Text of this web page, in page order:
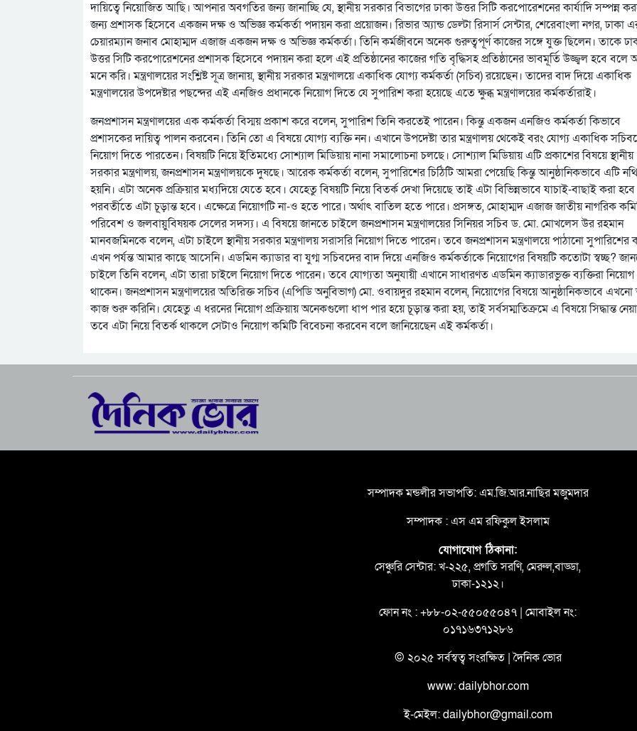
দায়িত্বে নিয়োজিত আছি। আপনার অবগতির জন্য জানাচ্ছি যে, স্থানীয় সরকার বিভাগের ঢাকা উত্তর সিটি করপোরেশনের কার্যাদি সম্পন্ন
জন্য প্রশাসক হিসেবে একজন দক্ষ ও অভিজ্ঞ কর্মকর্তা পদায়ন করা প্রয়োজন। রিভার অ্যান্ড ডেল্টা রিসার্স সেন্টার, শেরেবাংলা নগর, ঢাকা
চেয়ারম্যান জনাব মোহাম্মদ এজাজ একজন দক্ষ ও অভিজ্ঞ কর্মকর্তা। তিনি কর্মজীবনে অনেক গুরুত্বপূর্ণ কাজের সঙ্গে যুক্ত ছিলেন। তাকে
উত্তর সিটি করপোরেশনের প্রশাসক হিসেবে পদায়ন করা হলে এই প্রতিষ্ঠানের কাজের গতি বৃদ্ধিসহ প্রতিষ্ঠানের ভাবমূর্তি উজ্জ্বল হবে বলে
মনে করি। মন্ত্রণালয়ের সংশ্লিষ্ট সূত্র জানায়, স্থানীয় সরকার মন্ত্রণালয়ে একাধিক যোগ্য কর্মকর্তা (সচিব) রয়েছেন। তাদের বাদ দিয়ে একাধিক
মন্ত্রণালয়ের উপদেষ্টার পছন্দের এই এনজিও প্রধানকে নিয়োগ দিতে যে সুপারিশ করা হয়েছে এতে ক্ষুব্ধ মন্ত্রণালয়ের কর্মকর্তারাই।
জনপ্রশাসন মন্ত্রণালয়ের এক কর্মকর্তা বিস্ময় প্রকাশ করে বলেন, সুপারিশ তিনি করতেই পারেন। কিন্তু একজন এনজিও কর্মকর্তা কিভাবে
প্রশাসকের দায়িত্ব পালন করবেন। তিনি তো এ বিষয়ে যোগ্য ব্যক্তি নন। এখানে উপদেষ্টা তার মন্ত্রণালয় থেকেই বরং যোগ্য একাধিক
নিয়োগ দিতে পারতেন। বিষয়টি নিয়ে ইতিমধ্যে সোশ্যাল মিডিয়ায় নানা সমালোচনা চলছে। সোশ্যাল মিডিয়ায় এটি প্রকাশের বিষয়ে স্থানীয়
সরকার মন্ত্রণালয়, জনপ্রশাসন মন্ত্রণালয়কে দুষছে। আরেক কর্মকর্তা বলেন, সুপারিশের চিঠিটি আমরা পেয়েছি কিন্তু আনুষ্ঠানিকভাবে এটি
হয়নি। এটা অনেক প্রক্রিয়ার মধ্যদিয়ে যেতে হবে। যেহেতু বিষয়টি নিয়ে বিতর্ক দেখা দিয়েছে তাই এটা বিভিন্নভাবে যাচাই-বাছাই করা
পরবর্তীতে এটা চূড়ান্ত হবে। এক্ষেত্রে নিয়োগটি না-ও হতে পারে। অর্থাৎ বাতিল হতে পারে। প্রসঙ্গত, মোহাম্মদ এজাজ জাতীয় নাগরিক
পরিবেশ ও জলবায়ুবিষয়ক সেলের সদস্য। এ বিষয়ে জানতে চাইলে জনপ্রশাসন মন্ত্রণালয়ের সিনিয়র সচিব ড. মো. মোখলেস উর রহমান
মানবজমিনকে বলেন, এটা চাইলে স্থানীয় সরকার মন্ত্রণালয় সরাসরি নিয়োগ দিতে পারেন। তবে জনপ্রশাসন মন্ত্রণালয়ে পাঠানো সুপারিশের
এখন পর্যন্ত আমার কাছে আসেনি। এডমিন ক্যাডার বা যুগ্ম সচিবদের বাদ দিয়ে এনজিও কর্মকর্তাকে নিয়োগের বিষয়টি কতোটা স্বচ্ছ?
চাইলে তিনি বলেন, এটা তারা চাইলে নিয়োগ দিতে পারেন। তবে যোগ্যতা অনুযায়ী এখানে সাধারণত এডমিন ক্যাডারভুক্ত ব্যক্তিরা নিয়োগ
থাকেন। জনপ্রশাসন মন্ত্রণালয়ের অতিরিক্ত সচিব (এপিডি অনুবিভাগ) মো. ওবায়দুর রহমান বলেন, নিয়োগের বিষয়ে আনুষ্ঠানিকভাবে
কাজ শুরু করিনি। যেহেতু এ ধরনের নিয়োগ প্রক্রিয়ায় অনেকগুলো ধাপ পার হয়ে চূড়ান্ত করা হয়, তাই সর্বসম্মতিক্রমে এ বিষয়ে সিদ্ধান্ত
তবে এটা নিয়ে বিতর্ক থাকলে সেটাও নিয়োগ কমিটি বিবেচনা করবেন বলে জানিয়েছেন এই কর্মকর্তা।
সম্পাদক মন্ডলীর সভাপতি: এম.জি.আর.নাছির মজুমদার
সম্পাদক : এস এম রফিকুল ইসলাম
যোগাযোগ ঠিকানা:
সেঞ্চুরি সেন্টার: খ-২২৫, প্রগতি সরণি, মেরুল,বাড্ডা,
ঢাকা-১২১২।
ফোন নং : +৮৮-০২-৫৫০৫৫০৪৭ | মোবাইল নং:
০১৭১৬৩৭১২৮৬
© ২০২৫ সর্বস্বত্ব সংরক্ষিত | দৈনিক ভোর
www: dailybhor.com
ই-মেইল: dailybhor@gmail.com